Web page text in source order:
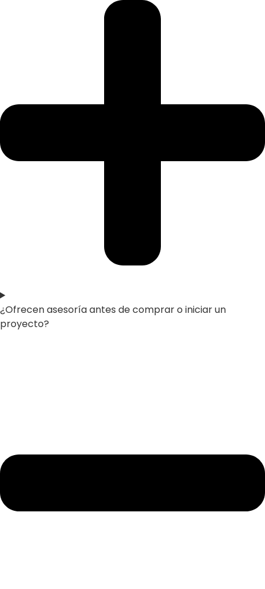
¿Ofrecen asesoría antes de comprar o iniciar un
proyecto?